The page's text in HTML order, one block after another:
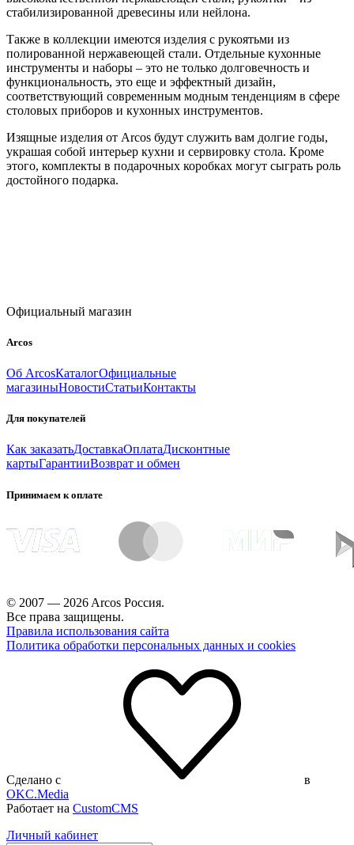
стабилизированной древесины или нейлона.
Также в коллекции имеются изделия с рукоятьми из
полированной нержавеющей стали. Отдельные кухонные
инструменты и наборы – это не только долговечность и
функциональность, это еще и эффектный дизайн,
соответствующий современным модным тенденциям в сфере
столовых приборов и кухонных инструментов.
Изящные изделия от Arcos будут служить вам долгие годы,
украшая собой интерьер кухни и сервировку стола. Кроме
этого, комплекты в подарочных коробках могут сыграть роль
достойного подарка.
Официальный магазин
Arcos
Об ArcosКаталогОфициальные
магазиныНовостиСтатьиКонтакты
Для покупателей
Как заказатьДоставкаОплатаДисконтные
картыГарантииВозврат и обмен
Принимаем к оплате
© 2007 — 2026 Arcos Россия.
Все права защищены.
Правила использования сайта
Политика обработки персональных данных и cookies
Сделано с
в
OKC.Media
Работает на CustomCMS
Личный кабинет